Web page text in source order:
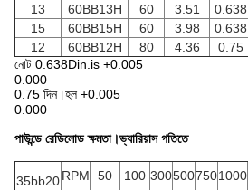
13
60BB13H 60 3.51 0.638
15
60BB15H 60 3.98 0.638
12
60BB12H 80 4.36 0.75
নোট 0.638Din.is +0.005
0.000
0.75 দিন।হল +0.005
0.000
পাউন্ডে রেডিলোড ক্ষমতা।ভ্যারিয়াস গতিতে
35bb20RPM 50 100 3005007501000